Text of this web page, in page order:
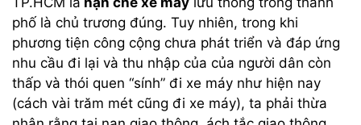
phố là chủ trương đúng. Tuy nhiên, trong khi
phương tiện công cộng chưa phát triển và đáp ứng
nhu cầu đi lại và thu nhập của của người dân còn
thấp và thói quen “sính” đi xe máy như hiện nay
(cách vài trăm mét cũng đi xe máy), ta phải thừa